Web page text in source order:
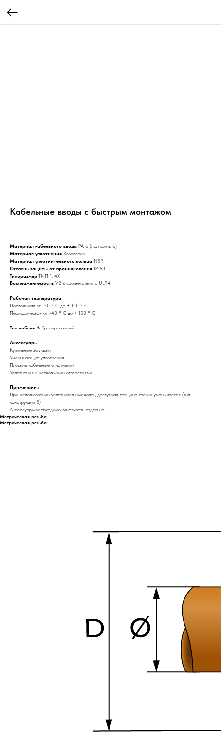
Кабельные вводы с быстрым монтажом
Материал кабельного ввода PA 6 (полиамид 6)
Материал уплотнения Хлоропрен
Материал уплотнительного кольца NBR
Степень защиты от проникновения IP 68
Типоразмер ТИП 1, 4X
Воспламеняемость V2 в соответствии с UL94
Рабочая температура
Постоянная от -20 ° C до + 100 ° C
Периодическая от -40 ° C до + 150 ° C
Тип кабеля Небронированный
Аксессуары
Купольные заглушки
Уменьшающие уплотнения
Плоские кабельные уплотнения
Уплотнения с несколькими отверстиями
Примечания
При использовании уплотнительных колец доступная толщина стенки уменьшается (тип
конструкции B)
Аксессуары необходимо заказывать отдельно.
Метрическая резьба
Метрическая резьба